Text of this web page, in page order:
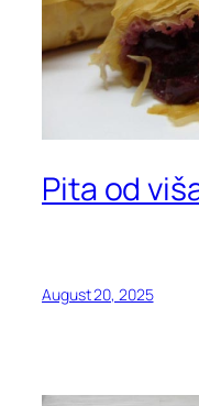
Pita od
August 20, 2025